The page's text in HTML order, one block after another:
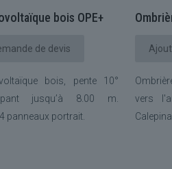
bois OPE+
de devis
bois, pente 10°
jusqu’à 8.00 m.
panneaux portrait.
vers